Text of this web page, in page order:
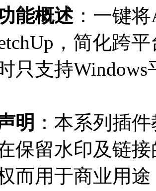
能概述 ：一键
，简化跨
只支持
明 ：本系列插
保留水印及链
而用于商业用